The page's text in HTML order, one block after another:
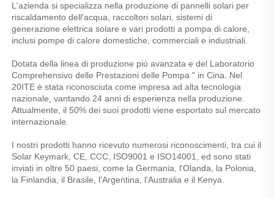
L'azienda si specializza nella produzione di pannelli solari per
riscaldamento dell'acqua, raccoltori solari, sistemi di
generazione elettrica solare e vari prodotti a pompa di calore,
inclusi pompe di calore domestiche, commerciali e industriali.
Dotata della linea di produzione più avanzata e del Laboratorio
Comprehensivo delle Prestazioni delle Pompa " in Cina. Nel
20ITE è stata riconosciuta come impresa ad alta tecnologia
nazionale, vantando 24 anni di esperienza nella produzione.
Attualmente, il 50% dei suoi prodotti viene esportato sul mercato
internazionale.
I nostri prodotti hanno ricevuto numerosi riconoscimenti, tra cui il
Solar Keymark, CE, CCC, ISO9001 e ISO14001, ed sono stati
inviati in oltre 50 paesi, come la Germania, l'Olanda, la Polonia,
la Finlandia, il Brasile, l'Argentina, l'Australia e il Kenya.